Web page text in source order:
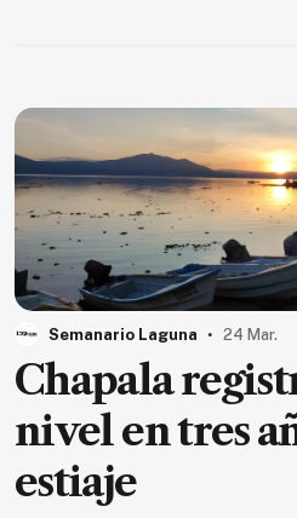
Semanario Laguna . 24 Mar.
Chapala
nivel en tres
estiaje